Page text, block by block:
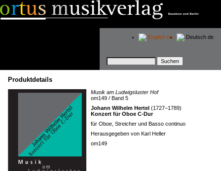
Suchbegriffe
Deutsch de
English en
Produktdetails
Musik am Ludwigsluster Hof
om149 / Band 5
Johann Wilhelm Hertel (1727–1789)
Konzert für Oboe C-Dur
für Oboe, Streicher und Basso continuo
Herausgegeben von Karl Heller
om149